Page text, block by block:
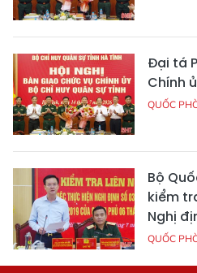
Đại tá
Chính
QUỐC
Bộ
kiểm
Nghị
QUỐC